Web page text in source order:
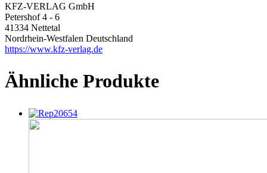
KFZ-VERLAG GmbH
Petershof 4 - 6
41334 Nettetal
Nordrhein-Westfalen Deutschland
https://www.kfz-verlag.de
Ähnliche Produkte